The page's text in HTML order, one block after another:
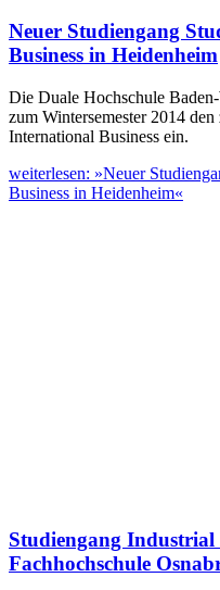
Neuer Studiengang
Business in Heidenheim
Die Duale Hochschule
zum Wintersemester 2014
International Business ein.
weiterlesen: »Neuer
Business in Heidenheim«
Studiengang Industrial
Fachhochschule